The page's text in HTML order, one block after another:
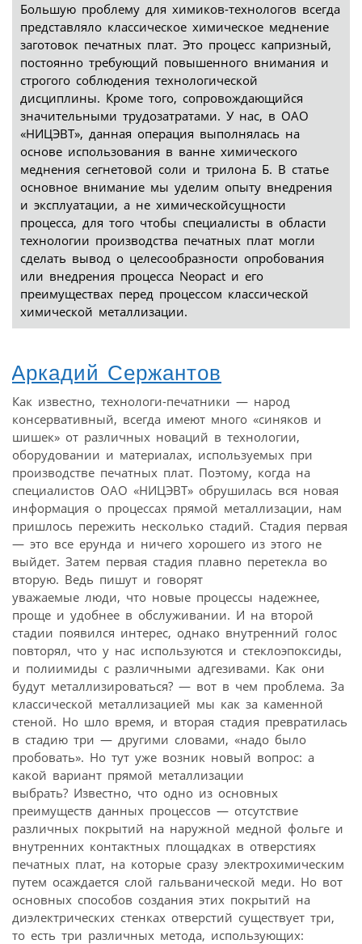
Большую проблему для химиков-технологов всегда
представляло классическое химическое меднение
заготовок печатных плат. Это процесс капризный,
постоянно требующий повышенного внимания и
строгого соблюдения технологической
дисциплины. Кроме того, сопровождающийся
значительными трудозатратами. У нас, в ОАО
«НИЦЭВТ», данная операция выполнялась на
основе использования в ванне химического
меднения сегнетовой соли и трилона Б. В статье
основное внимание мы уделим опыту внедрения
и эксплуатации, а не химическойсущности
процесса, для того чтобы специалисты в области
технологии производства печатных плат могли
сделать вывод о целесообразности опробования
или внедрения процесса Neopact и его
преимуществах перед процессом классической
химической металлизации.
Аркадий Сержантов
Как известно, технологи-печатники — народ
консервативный, всегда имеют много «синяков и
шишек» от различных новаций в технологии,
оборудовании и материалах, используемых при
производстве печатных плат. Поэтому, когда на
специалистов ОАО «НИЦЭВТ» обрушилась вся новая
информация о процессах прямой металлизации, нам
пришлось пережить несколько стадий. Стадия первая
— это все ерунда и ничего хорошего из этого не
выйдет. Затем первая стадия плавно перетекла во
вторую. Ведь пишут и говорят
уважаемые люди, что новые процессы надежнее,
проще и удобнее в обслуживании. И на второй
стадии появился интерес, однако внутренний голос
повторял, что у нас используются и стеклоэпоксиды,
и полиимиды с различными адгезивами. Как они
будут металлизироваться? — вот в чем проблема. За
классической металлизацией мы как за каменной
стеной. Но шло время, и вторая стадия превратилась
в стадию три — другими словами, «надо было
пробовать». Но тут уже возник новый вопрос: а
какой вариант прямой металлизации
выбрать? Известно, что одно из основных
преимуществ данных процессов — отсутствие
различных покрытий на наружной медной фольге и
внутренних контактных площадках в отверстиях
печатных плат, на которые сразу электрохимическим
путем осаждается слой гальванической меди. Но вот
основных способов создания этих покрытий на
диэлектрических стенках отверстий существует три,
то есть три различных метода, использующих: